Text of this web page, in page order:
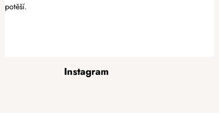
potěší.
Instagram